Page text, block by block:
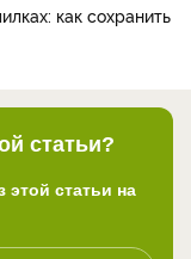
как сохранить
статьи?
статьи на